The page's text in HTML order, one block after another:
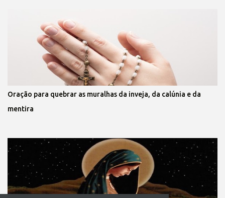
Oração para quebrar as muralhas da inveja, da calúnia e da
mentira